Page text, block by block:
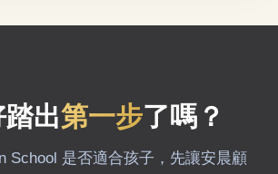
出第一步了嗎？
School 是否適合孩子，先讓安晨顧